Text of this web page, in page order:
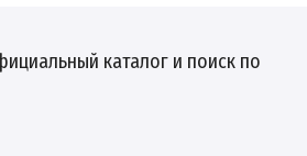
каталог и поиск по